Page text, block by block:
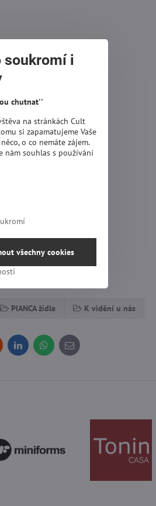
PIANCA židle K vidění u nás
LinkedInWhatsApp
E-
mail
soukromí i
chutnat''
na stránkách Cult
si zapamatujeme Vaše
o co nemáte zájem.
nám souhlas s používání
všechny cookies